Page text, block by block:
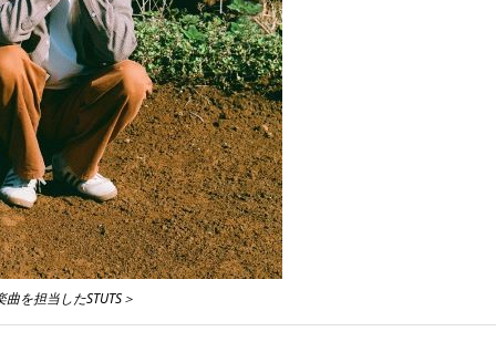
曲を担当したSTUTS＞